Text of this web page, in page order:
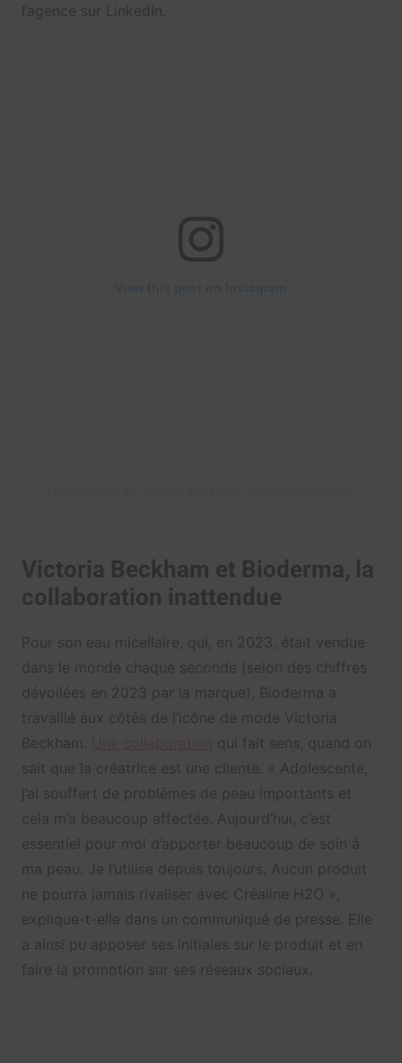
l’agence sur LinkedIn.
Victoria Beckham et Bioderma, la
collaboration inattendue
Pour son eau micellaire, qui, en 2023, était vendue
dans le monde chaque seconde (selon des chiffres
dévoilées en 2023 par la marque), Bioderma a
travaillé aux côtés de l’icône de mode Victoria
Beckham
qui fait sens, quand on
sait que la créatrice est une cliente. « Adolescente,
j’ai souffert de problèmes de peau importants et
cela m’a beaucoup affectée. Aujourd’hui, c’est
essentiel pour moi d’apporter beaucoup de soin à
ma peau. Je l’utilise depuis toujours. Aucun produit
ne pourra jamais rivaliser avec Créaline H2O »,
explique-t-elle dans un communiqué de presse. Elle
a ainsi pu apposer ses initiales sur le produit et en
faire la promotion sur ses réseaux sociaux.